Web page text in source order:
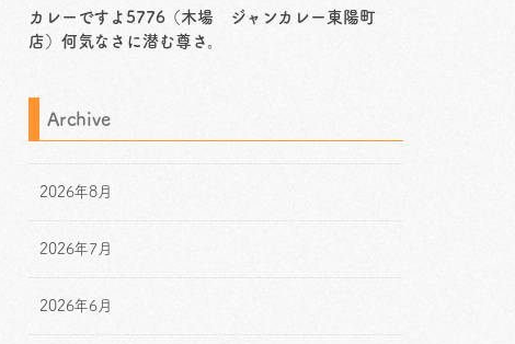
カレーですよ5776（木場 ジャンカレー東陽町
店）何気なさに潜む尊さ。
Archive
2026年8月
2026年7月
2026年6月